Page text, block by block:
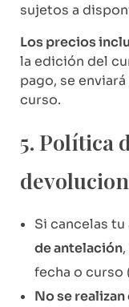
sujetos a
Los precios
la edición del
pago, se
curso.
5. Política
Si cancelas
de antelación
fecha o curso
No se